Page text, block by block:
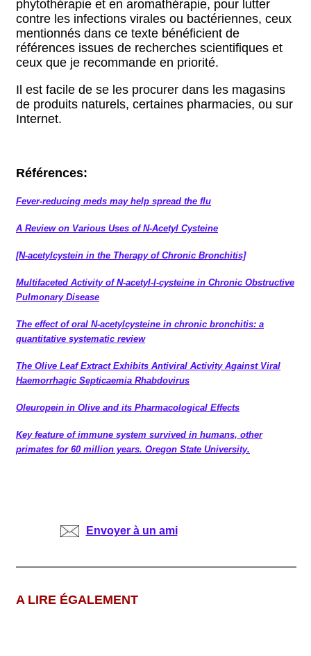
phytothérapie et en aromathérapie, pour lutter
contre les infections virales ou bactériennes, ceux
mentionnés dans ce texte bénéficient de
références issues de recherches scientifiques et
ceux que je recommande en priorité.
Il est facile de se les procurer dans les magasins
de produits naturels, certaines pharmacies, ou sur
Internet.
Références:
Fever-reducing meds may help spread the flu
A Review on Various Uses of N-Acetyl Cysteine
[N-acetylcystein in the Therapy of Chronic Bronchitis]
Multifaceted Activity of N-acetyl-l-cysteine in Chronic Obstructive
Pulmonary Disease
The effect of oral N-acetylcysteine in chronic bronchitis: a
quantitative systematic review
The Olive Leaf Extract Exhibits Antiviral Activity Against Viral
Haemorrhagic Septicaemia Rhabdovirus
Oleuropein in Olive and its Pharmacological Effects
Key feature of immune system survived in humans, other
primates for 60 million years. Oregon State University.
Envoyer à un ami
A LIRE ÉGALEMENT